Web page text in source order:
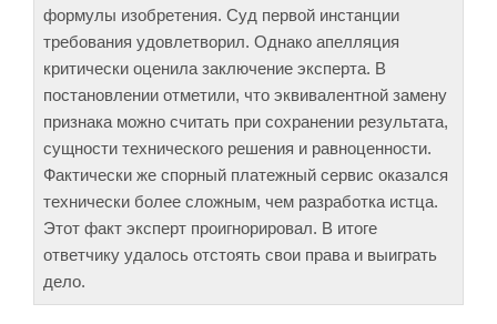
формулы изобретения. Суд первой инстанции
требования удовлетворил. Однако апелляция
критически оценила заключение эксперта. В
постановлении отметили, что эквивалентной замену
признака можно считать при сохранении результата,
сущности технического решения и равноценности.
Фактически же спорный платежный сервис оказался
технически более сложным, чем разработка истца.
Этот факт эксперт проигнорировал. В итоге
ответчику удалось отстоять свои права и выиграть
дело.